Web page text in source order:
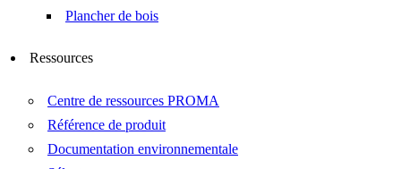
Plancher de bois
Ressources
Centre de ressources PROMA
Référence de produit
Documentation environnementale